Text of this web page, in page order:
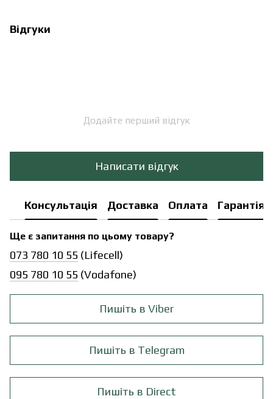
Відгуки
Додайте перший відгук
Написати відгук
Консультація Доставка Оплата Гарантія
Ще є запитання по цьому товару?
073 780 10 55 (Lifecell)
095 780 10 55 (Vodafone)
Пишіть в Viber
Пишіть в Telegram
Пишіть в Direct